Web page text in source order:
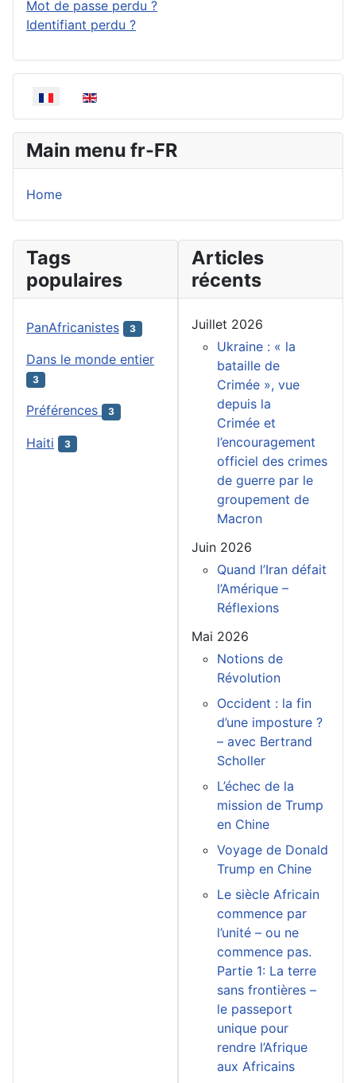
Mot de passe perdu ?
Identifiant perdu ?
Sélectionnez votre langue
Main menu fr-FR
Home
Tags
populaires
PanAfricanistes 3
Dans le monde entier
3
Préférences 3
Haiti 3
Articles
récents
Juillet 2026
Ukraine : « la
bataille de
Crimée », vue
depuis la
Crimée et
l’encouragement
officiel des crimes
de guerre par le
groupement de
Macron
Juin 2026
Quand l’Iran défait
l’Amérique –
Réflexions
Mai 2026
Notions de
Révolution
Occident : la fin
d’une imposture ?
– avec Bertrand
Scholler
L’échec de la
mission de Trump
en Chine
Voyage de Donald
Trump en Chine
Le siècle Africain
commence par
l’unité – ou ne
commence pas.
Partie 1: La terre
sans frontières –
le passeport
unique pour
rendre l’Afrique
aux Africains